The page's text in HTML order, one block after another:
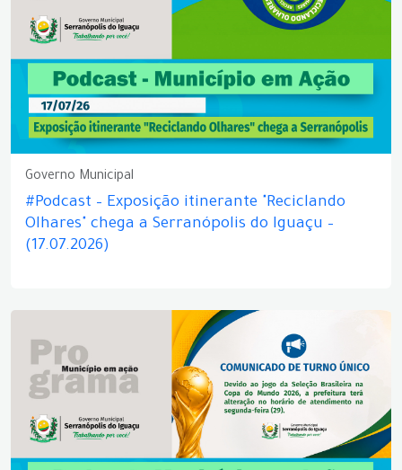
Governo Municipal
#Podcast – Exposição itinerante "Reciclando
Olhares" chega a Serranópolis do Iguaçu –
(17.07.2026)